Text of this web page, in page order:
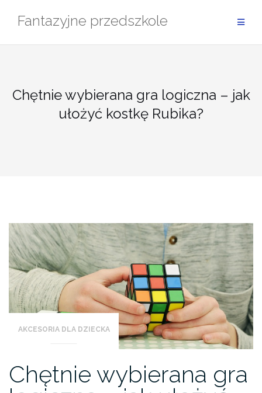
Fantazyjne przedszkole
Chętnie wybierana gra logiczna – jak
ułożyć kostkę Rubika?
AKCESORIA DLA DZIECKA
Chętnie wybierana gra